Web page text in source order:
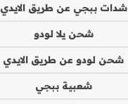
شدات ببجي عن طريق الايدي
شحن يلا لودو
شحن لودو عن طريق الايدي
شعبية ببجي